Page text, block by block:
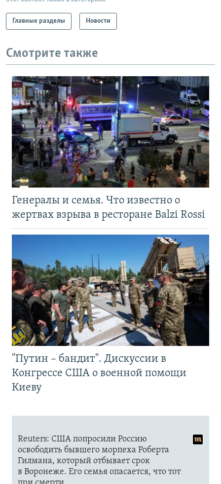
Главные разделы Новости
Смотрите также
Генералы и семья. Что известно о
жертвах взрыва в ресторане Balzi Rossi
"Путин – бандит". Дискуссии в
Конгрессе США о военной помощи
Киеву